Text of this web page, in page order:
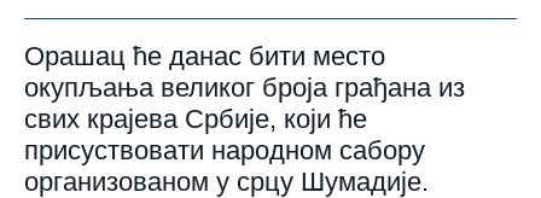
Орашац ће данас бити место
окупљања великог броја грађана из
свих крајева Србије, који ће
присуствовати народном сабору
организованом у срцу Шумадије.